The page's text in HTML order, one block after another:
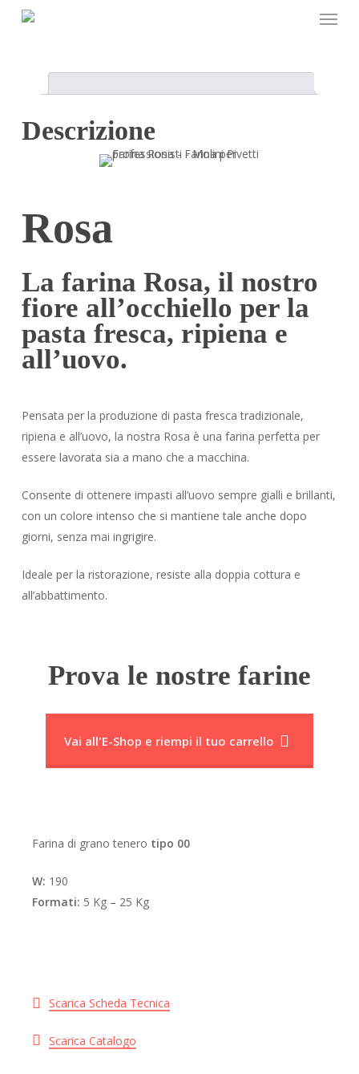
Menu
Descrizione
Rosa
La farina Rosa, il nostro
fiore all’occhiello per la
pasta fresca, ripiena e
all’uovo.
Pensata per la produzione di pasta fresca tradizionale,
ripiena e all’uovo, la nostra Rosa è una farina perfetta per
essere lavorata sia a mano che a macchina.
Consente di ottenere impasti all’uovo sempre gialli e brillanti,
con un colore intenso che si mantiene tale anche dopo
giorni, senza mai ingrigire.
Ideale per la ristorazione, resiste alla doppia cottura e
all’abbattimento.
Prova le nostre farine
Vai all'E-Shop e riempi il tuo carrello
Farina di grano tenero tipo 00
W: 190
Formati: 5 Kg – 25 Kg
Scarica Scheda Tecnica
Scarica Catalogo